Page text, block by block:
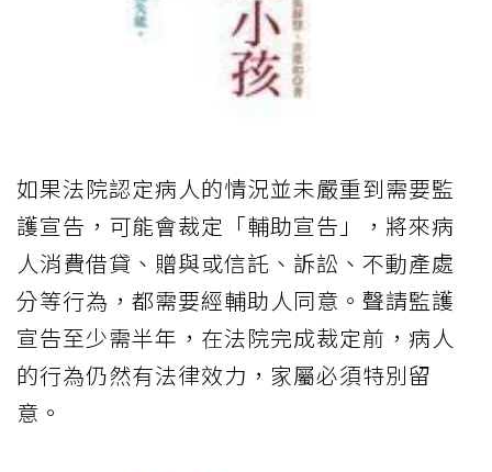
如果法院認定病人的情況並未嚴重到需要監
護宣告，可能會裁定「輔助宣告」，將來病
人消費借貸、贈與或信託、訴訟、不動產處
分等行為，都需要經輔助人同意。聲請監護
宣告至少需半年，在法院完成裁定前，病人
的行為仍然有法律效力，家屬必須特別留
意。